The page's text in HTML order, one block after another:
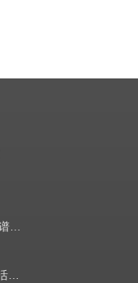
S2 PUMA Series Ⅱ能量色散型X射线荧光光谱仪（EDXRF）
LabMaster-Aw Neo台式控温型高精度水分活度测定仪